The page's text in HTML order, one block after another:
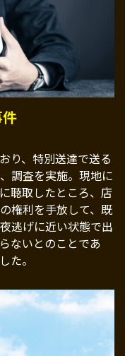
り、特別送達で送る
調査を実施。現地に
聴取したところ、店
権利を手放して、既
逃げに近い状態で出
ないとのことであ
た。